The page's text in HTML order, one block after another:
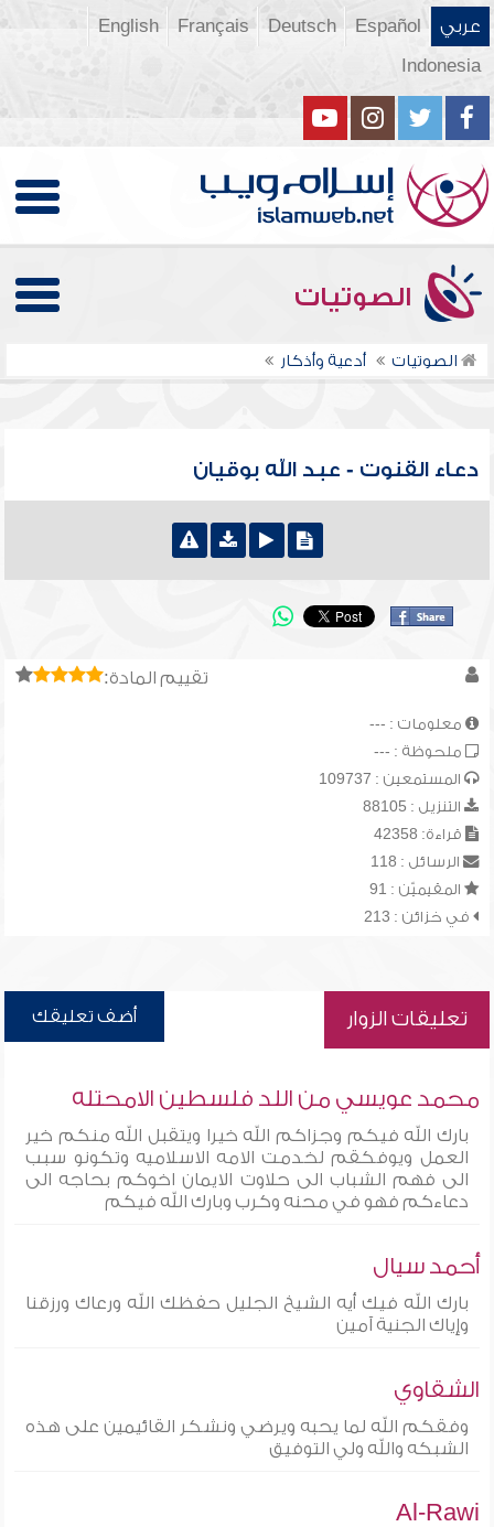
عربي Español
Deutsch
Français
English
Indonesia
الصوتيات
الصوتيات أدعية وأذكار
دعاء القنوت - عبد الله بوقيان
تقييم المادة:
معلومات : ---
ملحوظة : ---
المستمعين : 109737
التنزيل : 88105
قراءة: 42358
الرسائل : 118
المقيميّن : 91
في خزائن : 213
تعليقات الزوار أضف تعليقك
محمد عويسي من اللد فلسطين الامحتله
بارك الله فيكم وجزاكم الله خيرا ويتقبل الله منكم خير
العمل ويوفكقم لخدمت الامه الاسلاميه وتكونو سبب
الى فهم الشباب الى حلاوت الايمان اخوكم بحاجه الى
دعاءكم فهو في محنه وكرب وبارك الله فيكم
أحمد سيال
بارك الله فيك أيه الشيخ الجليل حفظك الله ورعاك ورزقنا
وإياك الجنية آمين
الشقاوي
وفقكم الله لما يحبه ويرضي ونشكر القائيمين على هذه
الشبكه والله ولي التوفيق
Al-Rawi